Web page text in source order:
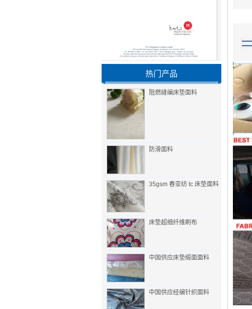
热门产品
阻燃缝编床垫面料
防滑面料
35gsm 春亚纺 tc 床垫面料
床垫超细纤维刷布
中国供应床垫缎面面料
中国供应经编针织面料